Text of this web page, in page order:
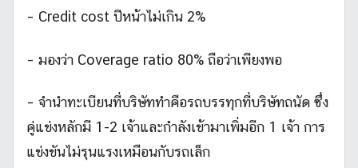
– Credit cost ปีหน้าไม่เกิน 2%
– มองว่า Coverage ratio 80% ถือว่าเพียงพอ
– จำนำทะเบียนที่บริษัททำคือรถบรรทุกที่บริษัทถนัด ซึ่ง
คู่แข่งหลักมี 1-2 เจ้าและกำลังเข้ามาเพิ่มอีก 1 เจ้า การ
แข่งขันไม่รุนแรงเหมือนกับรถเล็ก